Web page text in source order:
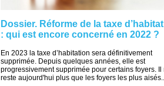
Dossier. Réforme de la taxe
: qui est encore concerné en 2022 ?
En 2023 la taxe d’habitation sera définitivement
supprimée. Depuis quelques années, elle est
progressivement supprimée pour certains foyers. Il
reste aujourd'hui plus que les foyers les plus